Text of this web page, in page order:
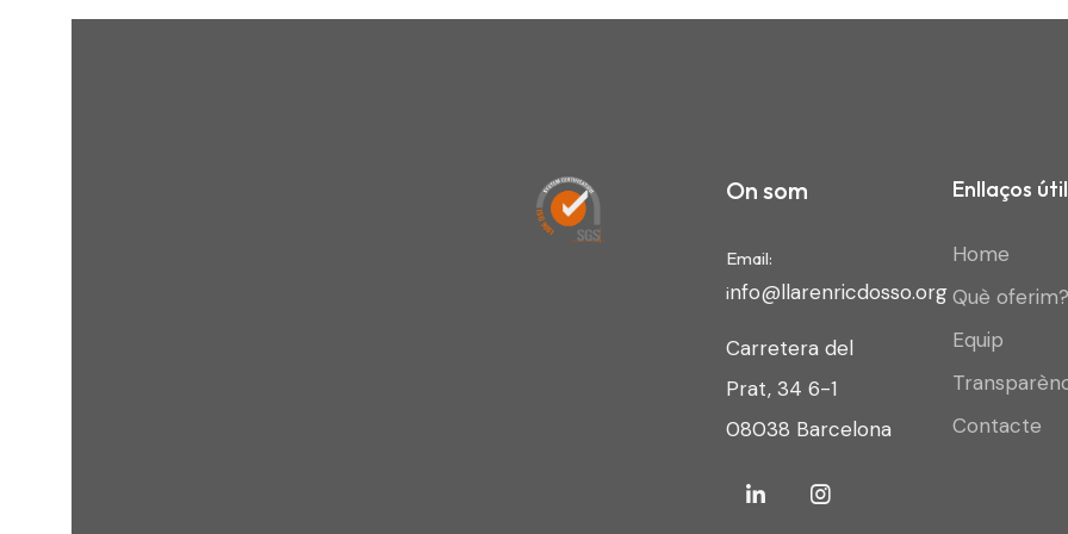
On som
Email:
info@llarenricdosso.org
Carretera del
Prat, 34 6-1
08038 Barcelona
Enllaços
Home
Què oferim?
Equip
Contacte